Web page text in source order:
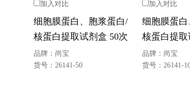
加入对比
细胞膜蛋白、胞浆蛋白/
核蛋白提取试剂盒 50次
品牌： 尚宝
货号： 26141-50
加入对比
细胞膜蛋
核蛋白提取
品牌： 尚宝
货号： 26141-